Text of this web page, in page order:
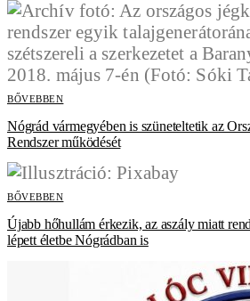
BŐVEBBEN
Nógrád vármegyében is szüneteltetik az
Rendszer működését
BŐVEBBEN
Újabb hőhullám érkezik, az aszály miatt
lépett életbe Nógrádban is